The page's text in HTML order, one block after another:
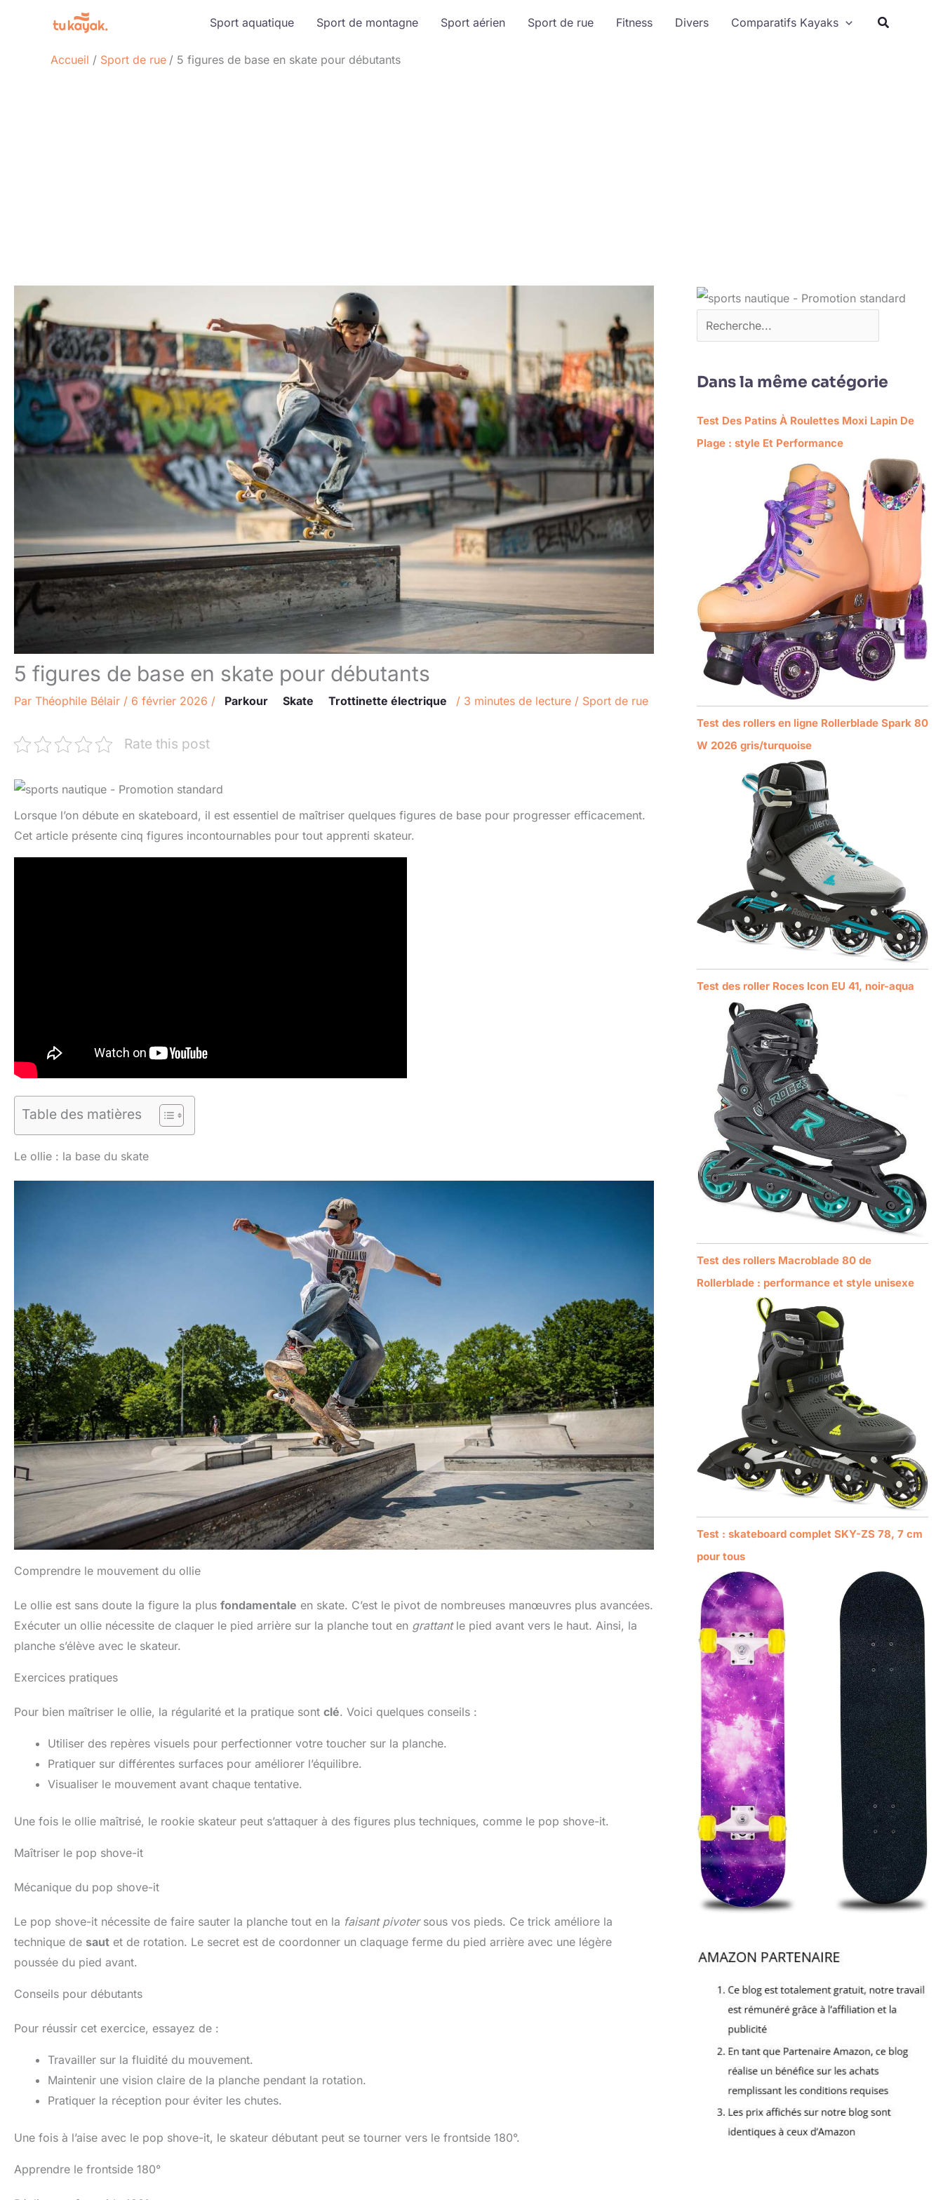
Sport aquatique Sport de montagne Sport aérien Sport de rue Fitness Divers Comparatifs Kayaks
Accueil Sport de rue 5 figures de base en skate pour débutants
5 figures de base en skate pour débutants
Par Théophile Bélair / 6 février 2026 / Parkour Skate Trottinette électrique / 3 minutes de lecture / Sport de rue
Rate this post
Lorsque l’on débute en skateboard, il est essentiel de maîtriser quelques figures de base pour progresser efficacement.
Cet article présente cinq figures incontournables pour tout apprenti skateur.
Table des matières
Le ollie : la base du skate
Comprendre le mouvement du ollie
Le ollie est sans doute la figure la plus fondamentale en skate. C’est le pivot de nombreuses manœuvres plus avancées.
Exécuter un ollie nécessite de claquer le pied arrière sur la planche tout en grattantle pied avant vers le haut. Ainsi, la
planche s’élève avec le skateur.
Exercices pratiques
Pour bien maîtriser le ollie, la régularité et la pratique sont clé. Voici quelques conseils :
Utiliser des repères visuels pour perfectionner votre toucher sur la planche.
Pratiquer sur différentes surfaces pour améliorer l’équilibre.
Visualiser le mouvement avant chaque tentative.
Une fois le ollie maîtrisé, le rookie skateur peut s’attaquer à des figures plus techniques, comme le pop shove-it.
Maîtriser le pop shove-it
Mécanique du pop shove-it
Le pop shove-it nécessite de faire sauter la planche tout en la faisant pivotersous vos pieds. Ce trick améliore la
technique de saut et de rotation. Le secret est de coordonner un claquage ferme du pied arrière avec une légère
poussée du pied avant.
Conseils pour débutants
Pour réussir cet exercice, essayez de :
Travailler sur la fluidité du mouvement.
Maintenir une vision claire de la planche pendant la rotation.
Pratiquer la réception pour éviter les chutes.
Une fois à l’aise avec le pop shove-it, le skateur débutant peut se tourner vers le frontside 180°.
Apprendre le frontside 180°
Dans la même catégorie
Test Des Patins À Roulettes Moxi Lapin De
Plage : style Et Performance
Test des rollers en ligne Rollerblade Spark 80
W 2026 gris/turquoise
Test des roller Roces Icon EU 41, noir-aqua
Test des rollers Macroblade 80 de
Rollerblade : performance et style unisexe
Test : skateboard complet SKY-ZS 78, 7 cm
pour tous